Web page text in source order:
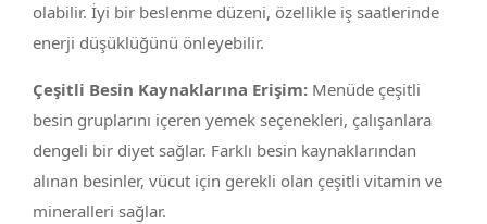
olabilir. İyi bir beslenme düzeni, özellikle iş saatlerinde
enerji düşüklüğünü önleyebilir.
Çeşitli Besin Kaynaklarına Erişim: Menüde çeşitli
besin gruplarını içeren yemek seçenekleri, çalışanlara
dengeli bir diyet sağlar. Farklı besin kaynaklarından
alınan besinler, vücut için gerekli olan çeşitli vitamin ve
mineralleri sağlar.